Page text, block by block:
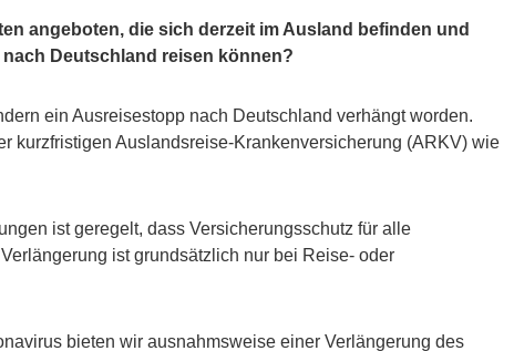
angeboten, die sich derzeit im Ausland befinden und
Deutschland reisen können?
ein Ausreisestopp nach Deutschland verhängt worden.
kurzfristigen Auslandsreise-Krankenversicherung (ARKV) wie
ist geregelt, dass Versicherungsschutz für alle
ist grundsätzlich nur bei Reise- oder
bieten wir ausnahmsweise einer Verlängerung des